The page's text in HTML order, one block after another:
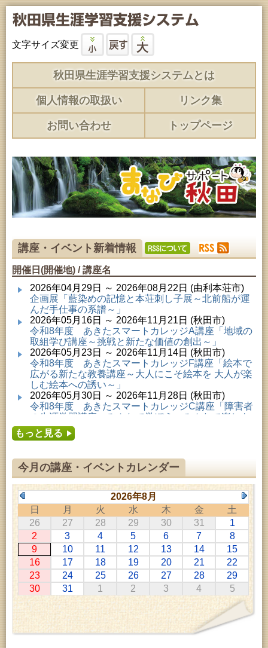
文字サイズ変更
秋田県生涯学習支援システムとは
個人情報の取扱い リンク集
お問い合わせ トップページ
講座・イベント新着情報
開催日(開催地) / 講座名
2026年04月29日 ～ 2026年08月22日 (由利本荘市)
企画展「藍染めの記憶と本荘刺し子展～北前船が運
んだ手仕事の系譜～」
2026年05月16日 ～ 2026年11月21日 (秋田市)
令和8年度 あきたスマートカレッジA講座「地域の
取組学び講座～挑戦と新たな価値の創出～」
2026年05月23日 ～ 2026年11月14日 (秋田市)
令和8年度 あきたスマートカレッジF講座「絵本で
広がる新たな教養講座～大人にこそ絵本を 大人が楽
しむ絵本への誘い～」
2026年05月30日 ～ 2026年11月28日 (秋田市)
令和8年度 あきたスマートカレッジC講座「障害者
の生涯学習講座～みんなで学ぼう、みんなで楽しも
う～」
2026年06月02日 ～ 2026年11月30日 (秋田市)
2026年06月06日 ～ 2026年10月17日 (秋田市)
令和8年度 あきたスマートカレッジD講座「防災講
座～自助力と共助力を高める～」
2026年06月27日 ～ 2026年09月05日 (秋田市)
令和8年度 あきたスマートカレッジB講座「熟議フ
ァシリテーター講座 ～熟議をつくろう！～」
2026年07月01日 ～ 2026年09月23日 (仙北市)
千葉克介写真展 ～自然の息吹～
2026年07月11日 ～ 2026年08月30日 (秋田市)
特別展「わけあって絶滅しました。展」
2026年07月14日 ～ 2026年08月23日 (秋田市)
子どもの読書活動推進事業「夏休みは図書館へ行こ
う－みんなの読みたい！知りたい！学びたい！をお
手伝いします－」（資料展示）
2026年07月25日 ～ 2026年09月06日 (美郷町)
美郷町学友館特別展「加藤明見 森に生きるツキノワ
グマ～1年の記録～」
もっと見る
今月の講座・イベントカレンダー
2026年8月
日
月 火 水 木 金
土
26
27 28 29 30 31
1
2
3 4 5 6 7
8
9
10 11 12 13 14
15
16
17 18 19 20 21
22
23
24 25 26 27 28
29
30
31 1 2 3 4 5